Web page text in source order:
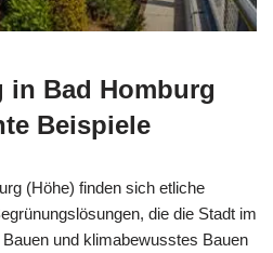
in Bad Homburg
Beispiele
(Höhe) finden sich etliche
die die Stadt im
und klimabewusstes Bauen